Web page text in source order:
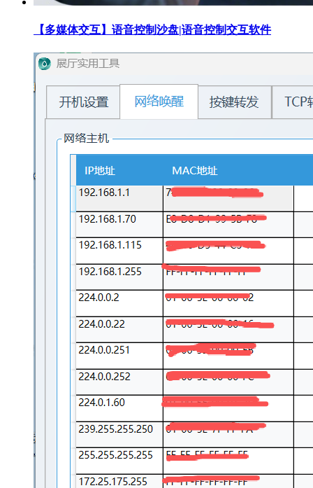
【多媒体交互】语音控制沙盘|语音控制交互软件